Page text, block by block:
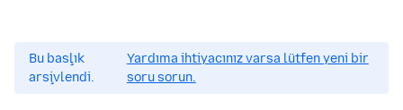
Bu başlık
arşivlendi.
Yardıma ihtiyacınız varsa lütfen yeni bir
soru sorun.